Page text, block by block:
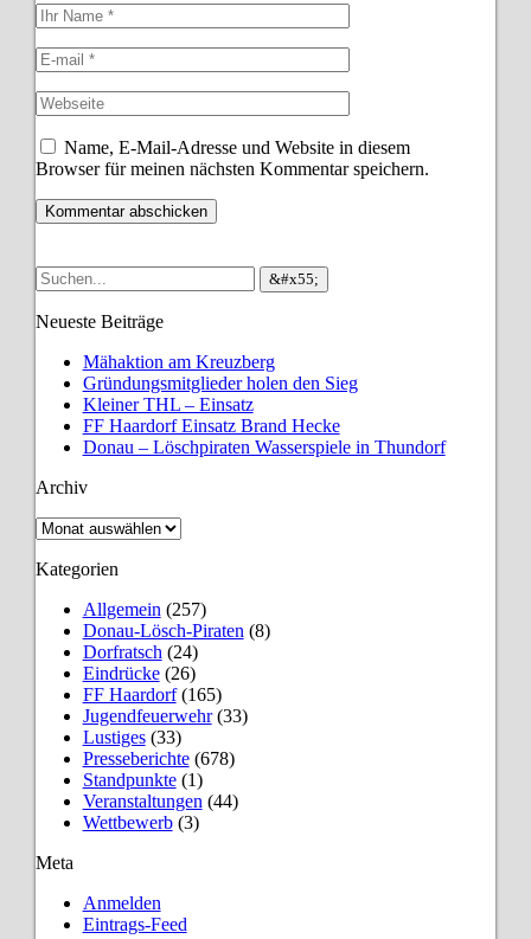
Name, E-Mail-Adresse und Website in diesem
Browser für meinen nächsten Kommentar speichern.
Neueste Beiträge
Mähaktion am Kreuzberg
Gründungsmitglieder holen den Sieg
Kleiner THL – Einsatz
FF Haardorf Einsatz Brand Hecke
Donau – Löschpiraten Wasserspiele in Thundorf
Archiv
Archiv
Kategorien
Allgemein (257)
Donau-Lösch-Piraten (8)
Dorfratsch (24)
Eindrücke(26)
FF Haardorf(165)
Jugendfeuerwehr(33)
Lustiges(33)
Presseberichte(678)
Standpunkte(1)
Veranstaltungen (44)
Wettbewerb(3)
Meta
Anmelden
Eintrags-Feed